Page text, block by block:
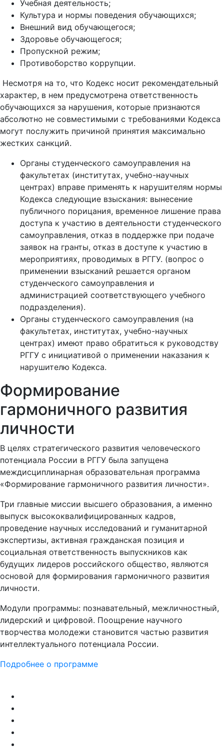
Учебная деятельность;
Культура и нормы поведения обучающихся;
Внешний вид обучающегося;
Здоровье обучающегося;
Пропускной режим;
Противоборство коррупции.
Несмотря на то, что Кодекс носит рекомендательный
характер, в нем предусмотрена ответственность
обучающихся за нарушения, которые признаются
абсолютно не совместимыми с требованиями Кодекса
могут послужить причиной принятия максимально
жестких санкций.
Органы студенческого самоуправления на
факультетах (институтах, учебно-научных
центрах) вправе применять к нарушителям нормы
Кодекса следующие взыскания: вынесение
публичного порицания, временное лишение права
доступа к участию в деятельности студенческого
самоуправления, отказ в поддержке при подаче
заявок на гранты, отказ в доступе к участию в
мероприятиях, проводимых в РГГУ. (вопрос о
применении взысканий решается органом
студенческого самоуправления и
администрацией соответствующего учебного
подразделения).
Органы студенческого самоуправления (на
факультетах, институтах, учебно-научных
центрах) имеют право обратиться к руководству
РГГУ с инициативой о применении наказания к
нарушителю Кодекса.
Формирование
гармоничного развития
личности
В целях стратегического развития человеческого
потенциала России в РГГУ была запущена
междисциплинарная образовательная программа
«Формирование гармоничного развития личности».
Три главные миссии высшего образования, а именно
выпуск высококвалифицированных кадров,
проведение научных исследований и гуманитарной
экспертизы, активная гражданская позиция и
социальная ответственность выпускников как
будущих лидеров российского общество, являются
основой для формирования гармоничного развития
личности.
Модули программы: познавательный, межличностный,
лидерский и цифровой. Поощрение научного
творчества молодежи становится частью развития
интеллектуального потенциала России.
Подробнее о программе